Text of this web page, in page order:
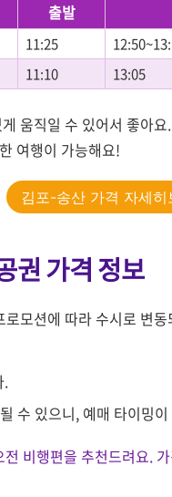
출발
11:25
11:10 13:05
움직일 수 있어서 좋아
여행이 가능해요!
김포-송산 가격 자세히
권 가격 정보
모션에 따라 수시로 변
.
수 있으니, 예매 타이밍
비행편을 추천드려요.